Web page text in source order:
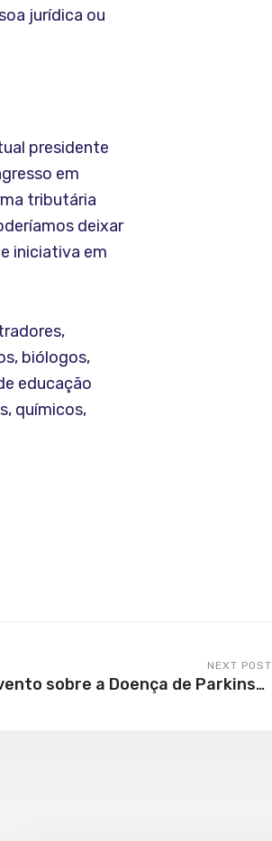
jurídica ou
presidente
em
tributária
deixar
iniciativa em
biólogos,
educação
químicos,
NEXT POST
AEAS recebe evento sobre a Doença de Parkinson